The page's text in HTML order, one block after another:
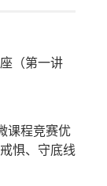
（第一讲
课程竞赛优
惧、守底线